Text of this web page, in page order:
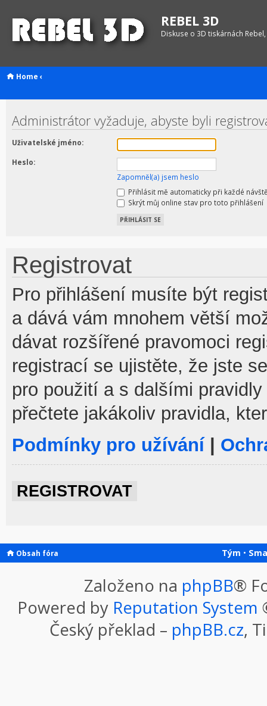
REBEL 3D
Diskuse o 3D tiskárnách
Home ‹
Administrátor vyžaduje, abyste byli
Uživatelské jméno:
Heslo:
Zapomněl(a) jsem heslo
Přihlásit mě automaticky při každé
Skrýt můj online stav pro toto přihlášení
Registrovat
Pro přihlášení musíte být
a dává vám mnohem větší
dávat rozšířené pravomoci
registrací se ujistěte, že jste
pro použití a s dalšími
přečtete jakákoliv pravidla,
Podmínky pro užívání|
REGISTROVAT
Obsah fóra Tým •
Založeno na phpBB®
Powered by Reputation System
Český překlad – phpBB.cz,